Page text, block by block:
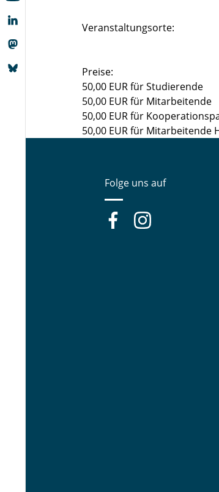
Veranstaltungsorte:
Preise:
50,00 EUR für Studierende
50,00 EUR für Mitarbeitende
50,00 EUR für
50,00 EUR für Mitarbeitende
Folge uns auf